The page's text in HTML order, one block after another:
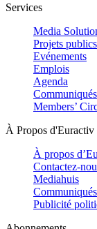
Services
Media
Projets
Evénements
Emplois
Agenda
Members’
À Propos d'Euractiv
À propos
Contactez-
Mediahuis
Publicité